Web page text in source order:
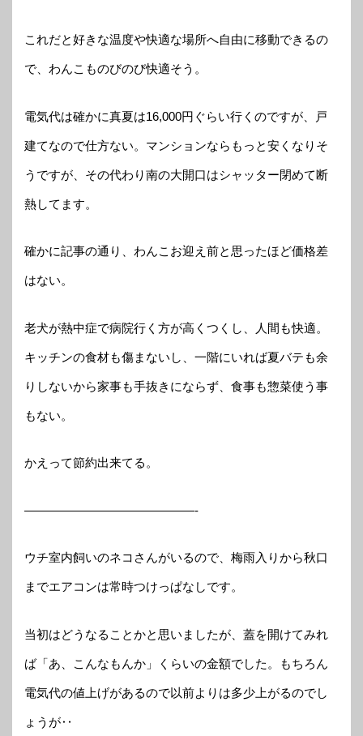
これだと好きな温度や快適な場所へ自由に移動できるの
で、わんこものびのび快適そう。
電気代は確かに真夏は16,000円ぐらい行くのですが、戸
建てなので仕方ない。マンションならもっと安くなりそ
うですが、その代わり南の大開口はシャッター閉めて断
熱してます。
確かに記事の通り、わんこお迎え前と思ったほど価格差
はない。
老犬が熱中症で病院行く方が高くつくし、人間も快適。
キッチンの食材も傷まないし、一階にいれば夏バテも余
りしないから家事も手抜きにならず、食事も惣菜使う事
もない。
かえって節約出来てる。
——————————————-
ウチ室内飼いのネコさんがいるので、梅雨入りから秋口
までエアコンは常時つけっぱなしです。
当初はどうなることかと思いましたが、蓋を開けてみれ
ば「あ、こんなもんか」くらいの金額でした。もちろん
電気代の値上げがあるので以前よりは多少上がるのでし
ょうが‥